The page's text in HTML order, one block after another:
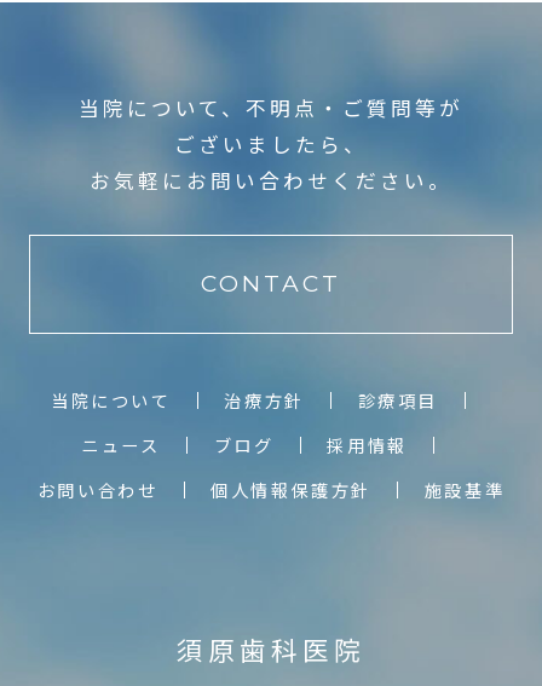
CONTACT
当院について、不明点・ご質問等が
ございましたら、
お気軽にお問い合わせください。
当院について 治療方針
診療項目
ニュース
ブログ
採用情報
お問い合わせ
個人情報保護方針 施設基準
須原歯科医院